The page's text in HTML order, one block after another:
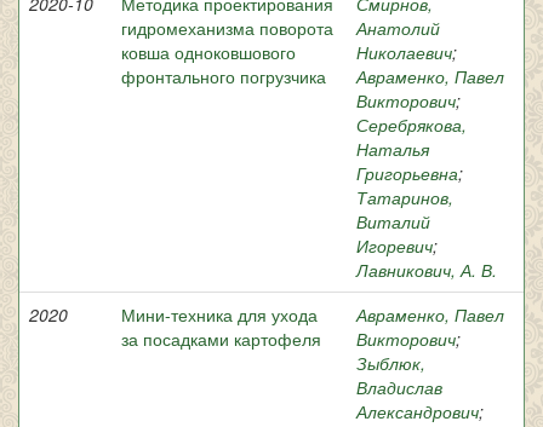
гидромеханизма поворота
ковша одноковшового
фронтального погрузчика
Анатолий
Николаевич;
Авраменко, Павел
Викторович;
Серебрякова,
Наталья
Григорьевна;
Татаринов,
Виталий
Игоревич;
Лавникович, А. В.
2020
Мини-техника для ухода
за посадками картофеля
Авраменко, Павел
Викторович;
Зыблюк,
Владислав
Александрович;